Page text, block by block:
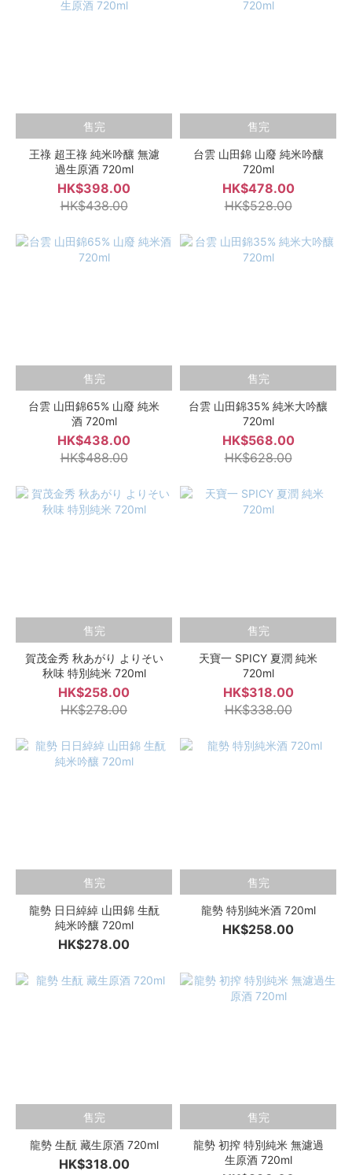
售完
王祿 超王祿 純米吟釀 無濾
過生原酒 720ml
HK$398.00
HK$438.00
售完
台雲 山田錦 山廢 純米吟釀
720ml
HK$478.00
HK$528.00
售完
台雲 山田錦65% 山廢 純米
酒 720ml
HK$438.00
HK$488.00
售完
台雲 山田錦35% 純米大吟釀
720ml
HK$568.00
HK$628.00
售完
賀茂金秀 秋あがり よりそい
秋味 特別純米 720ml
HK$258.00
HK$278.00
售完
天寶一 SPICY 夏潤 純米
720ml
HK$318.00
HK$338.00
售完
龍勢 日日綽綽 山田錦 生酛
純米吟釀 720ml
HK$278.00
售完
龍勢 特別純米酒 720ml
HK$258.00
售完
龍勢 生酛 藏生原酒 720ml
HK$318.00
售完
龍勢 初搾 特別純米 無濾過
生原酒 720ml